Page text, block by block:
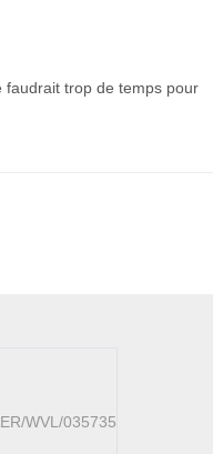
faudrait trop de temps pour
WVL/035735